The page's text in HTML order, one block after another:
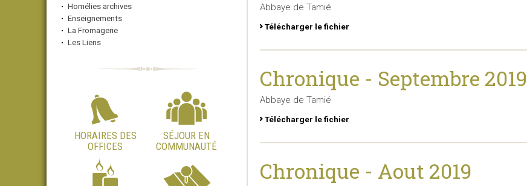
Homélies archives
Enseignements
La Fromagerie
Les Liens
HORAIRES DES
OFFICES
SÉJOUR EN
COMMUNAUTÉ
Abbaye de Tamié
Télécharger le fichier
Chronique - Septembre 2019
Abbaye de Tamié
Télécharger le fichier
Chronique - Aout 2019